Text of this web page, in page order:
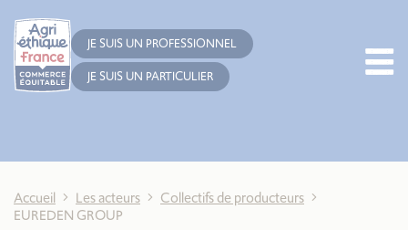
JE SUIS UN PROFESSIONNEL
JE SUIS UN PARTICULIER
Accueil Les acteurs
Collectifs de producteurs
EUREDEN GROUP